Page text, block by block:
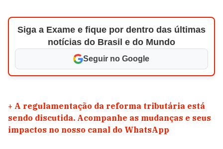
Siga a Exame e fique por dentro das últimas
notícias do Brasil e do Mundo
Seguir no Google
+ A regulamentação da reforma tributária está
sendo discutida. Acompanhe as mudanças e seus
impactos no nosso canal do WhatsApp